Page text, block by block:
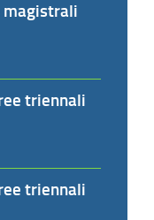
magistrali
triennali
triennali